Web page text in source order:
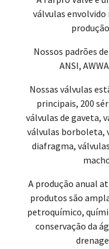
válvulas envolvido
Nossos padrões
ANSI,
Nossas válvulas
principais, 200
válvulas de gaveta,
válvulas borboleta,
diafragma,
A produção anual
produtos são
petroquímico,
conservação da